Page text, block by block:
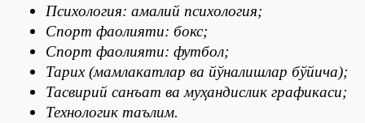
Психология: амалий психология;
Спорт фаолияти: бокс;
Спорт фаолияти: футбол;
Тарих (мамлакатлар ва йўналишлар бўйича);
Тасвирий санъат ва муҳандислик графикаси;
Технологик таълим.